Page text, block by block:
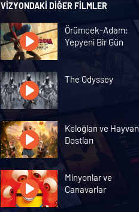
VIZYONDAKI DIĞER FILMLER
Örümcek-Adam:
Yepyeni Bir Gün
The Odyssey
Keloğlan ve Hayvan
Dostları
Minyonlar ve
Canavarlar